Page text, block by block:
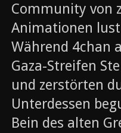
Community von
Animationen
Während 4chan
Gaza-Streifen
und zerstörten
Unterdessen
Bein des alten